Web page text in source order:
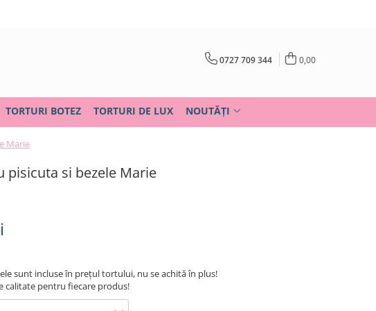
0727 709 344 0,00
TORTURI BOTEZ TORTURI DE LUX NOUTĂȚI
Marie
pisicuta si bezele Marie
sunt incluse în prețul tortului, nu se achită în plus!
calitate pentru fiecare produs!